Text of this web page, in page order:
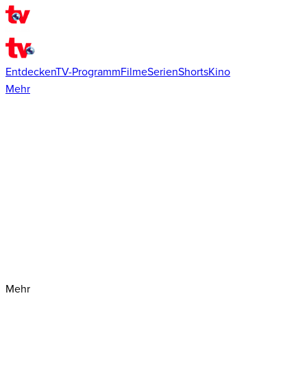
EntdeckenTV-ProgrammFilmeSerienShortsKino
Mehr
Mehr